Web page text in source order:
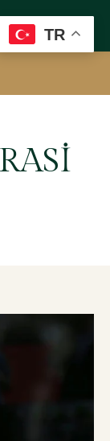
TR